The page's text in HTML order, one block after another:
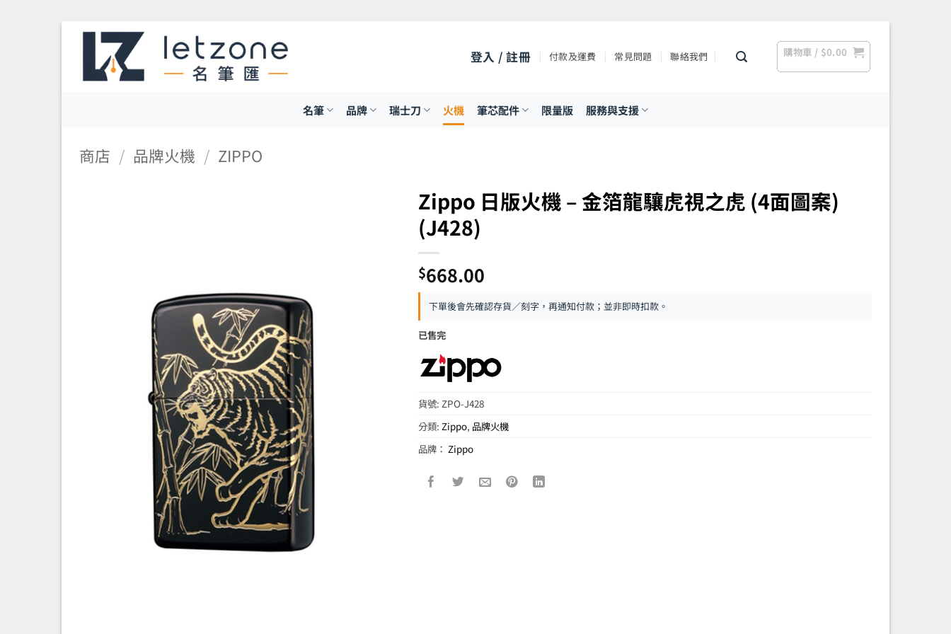
Skip
content
登入 / 註冊 付款及運費 常見問題 聯絡我們 購物車 / $0.00
名筆 品牌 瑞士刀 火機 筆芯配件 限量版 服務與支援
商店 / 品牌火機 / ZIPPO
Zippo 日版火機 – 金箔龍驤虎視之虎 (4面圖案)
(J428)
$668.00
下單後會先確認存貨／刻字，再通知付款；並非即時扣款。
已售完
貨號: ZPO-J428
分類: Zippo, 品牌火機
品牌： Zippo